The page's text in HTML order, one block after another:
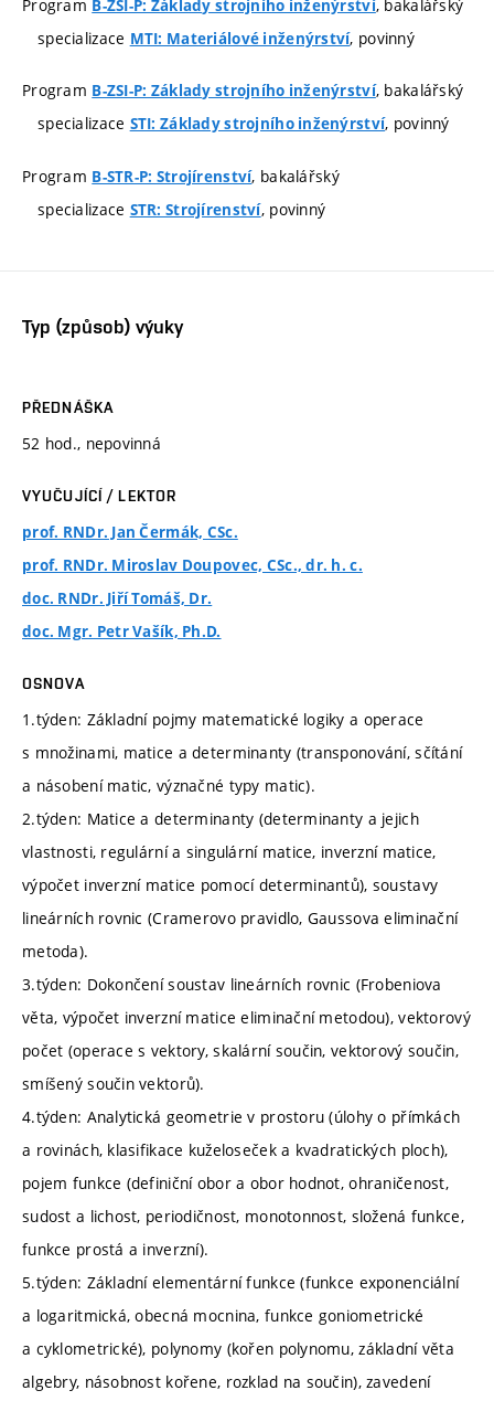
Program B-ZSI-P: Základy strojního inženýrství, bakalářský
specializace MTI: Materiálové inženýrství, povinný
Program B-ZSI-P: Základy strojního inženýrství, bakalářský
specializace STI: Základy strojního inženýrství, povinný
Program B-STR-P: Strojírenství, bakalářský
specializace STR: Strojírenství, povinný
Typ (způsob) výuky
PŘEDNÁŠKA
52 hod., nepovinná
VYUČUJÍCÍ / LEKTOR
prof. RNDr. Jan Čermák, CSc.
prof. RNDr. Miroslav Doupovec, CSc., dr. h. c.
doc. RNDr. Jiří Tomáš, Dr.
doc. Mgr. Petr Vašík, Ph.D.
OSNOVA
1.týden: Základní pojmy matematické logiky a operace
s množinami, matice a determinanty (transponování, sčítání
a násobení matic, význačné typy matic).
2.týden: Matice a determinanty (determinanty a jejich
vlastnosti, regulární a singulární matice, inverzní matice,
výpočet inverzní matice pomocí determinantů), soustavy
lineárních rovnic (Cramerovo pravidlo, Gaussova eliminační
metoda).
3.týden: Dokončení soustav lineárních rovnic (Frobeniova
věta, výpočet inverzní matice eliminační metodou), vektorový
počet (operace s vektory, skalární součin, vektorový součin,
smíšený součin vektorů).
4.týden: Analytická geometrie v prostoru (úlohy o přímkách
a rovinách, klasifikace kuželoseček a kvadratických ploch),
pojem funkce (definiční obor a obor hodnot, ohraničenost,
sudost a lichost, periodičnost, monotonnost, složená funkce,
funkce prostá a inverzní).
5.týden: Základní elementární funkce (funkce exponenciální
a logaritmická, obecná mocnina, funkce goniometrické
a cyklometrické), polynomy (kořen polynomu, základní věta
algebry, násobnost kořene, rozklad na součin), zavedení